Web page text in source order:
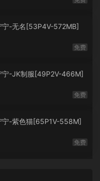
宁-无名[53P4V-572MB]
免费
宁-JK制服[49P2V-466M]
免费
宁-紫色猫[65P1V-558M]
免费